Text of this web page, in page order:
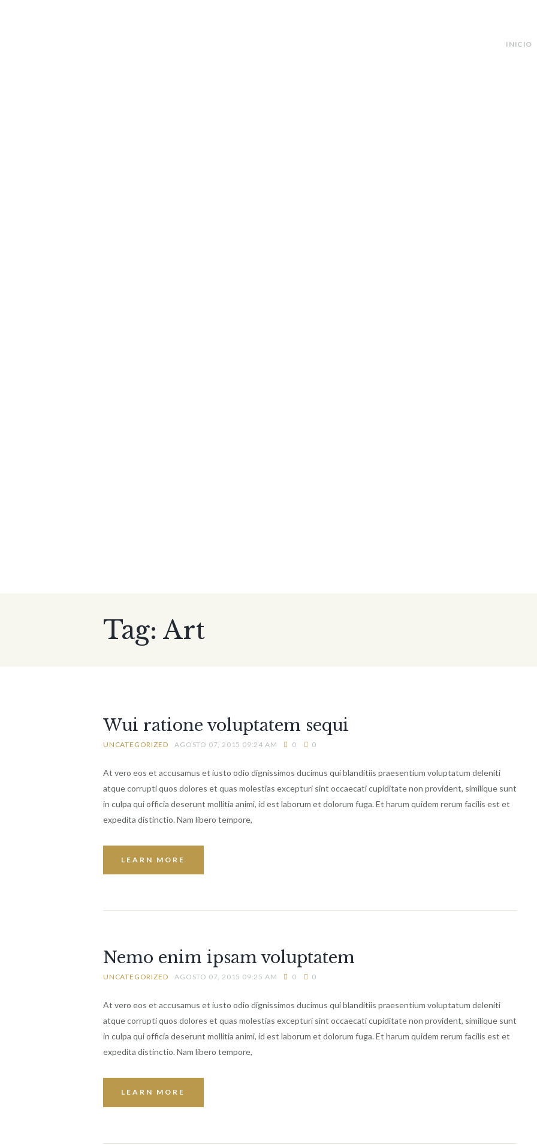
INICIO
Tag: Art
Wui ratione voluptatem sequi
UNCATEGORIZED AGOSTO 07, 2015 09:24 AM 0 0
At vero eos et accusamus et iusto odio dignissimos ducimus qui blanditiis praesentium voluptatum deleniti
atque corrupti quos dolores et quas molestias excepturi sint occaecati cupiditate non provident, similique sunt
in culpa qui officia deserunt mollitia animi, id est laborum et dolorum fuga. Et harum quidem rerum facilis est et
expedita distinctio. Nam libero tempore,
LEARN MORE
Nemo enim ipsam voluptatem
UNCATEGORIZED AGOSTO 07, 2015 09:25 AM 0 0
At vero eos et accusamus et iusto odio dignissimos ducimus qui blanditiis praesentium voluptatum deleniti
atque corrupti quos dolores et quas molestias excepturi sint occaecati cupiditate non provident, similique sunt
in culpa qui officia deserunt mollitia animi, id est laborum et dolorum fuga. Et harum quidem rerum facilis est et
expedita distinctio. Nam libero tempore,
LEARN MORE